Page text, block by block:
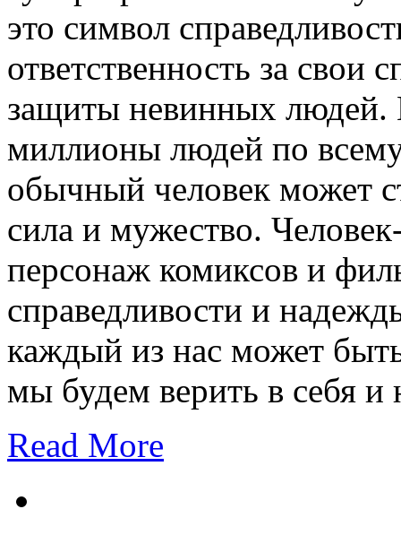
это символ
ответственность за свои
защиты невинных людей.
миллионы людей по
обычный человек может
сила и мужество.
персонаж комиксов и
справедливости и
каждый из нас может
мы будем верить в себя и
Read More